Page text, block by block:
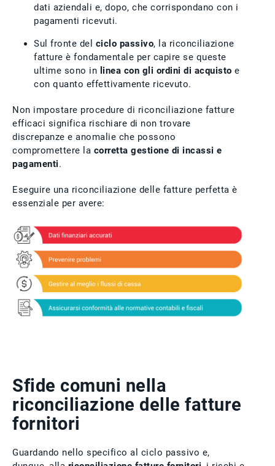
dati aziendali e, dopo, che corrispondano con i
pagamenti ricevuti.
Sul fronte del ciclo passivo, la riconciliazione
fatture è fondamentale per capire se queste
ultime sono in linea con gli ordini di acquisto e
con quanto effettivamente ricevuto.
Non impostare procedure di riconciliazione fatture
efficaci significa rischiare di non trovare
discrepanze e anomalie che possono
compromettere la corretta gestione di incassi e
pagamenti.
Eseguire una riconciliazione delle fatture perfetta è
essenziale per avere:
Sfide comuni nella
riconciliazione delle fatture
fornitori
Guardando nello specifico al ciclo passivo e,